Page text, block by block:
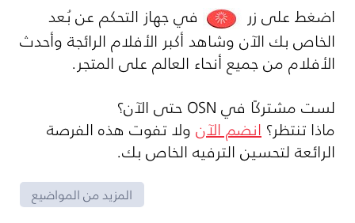
اضغط على زر
في جهاز التحكم عن بُعد
الخاص بك الآن وشاهد أكبر الأفلام الرائجة وأحدث
الأفلام من جميع أنحاء العالم على المتجر.
لست مشتركًا في OSN حتى الآن؟
ماذا تنتظر؟انضم الآنولا تفوت هذه الفرصة
الرائعة لتحسين الترفيه الخاص بك.
المزيد من المواضيع